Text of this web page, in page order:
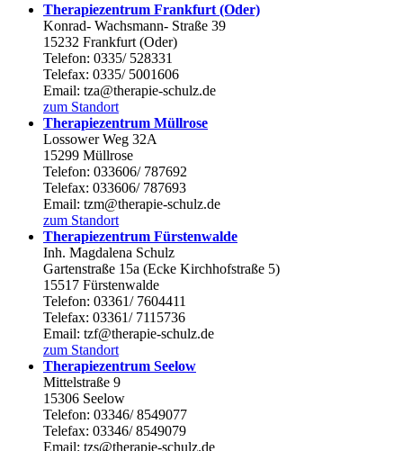
Therapiezentrum Frankfurt (Oder)
Konrad- Wachsmann- Straße 39
15232 Frankfurt (Oder)
Telefon: 0335/ 528331
Telefax: 0335/ 5001606
Email: tza@therapie-schulz.de
zum Standort
Therapiezentrum Müllrose
Lossower Weg 32A
15299 Müllrose
Telefon: 033606/ 787692
Telefax: 033606/ 787693
Email: tzm@therapie-schulz.de
zum Standort
Therapiezentrum Fürstenwalde
Inh. Magdalena Schulz
Gartenstraße 15a (Ecke Kirchhofstraße 5)
15517 Fürstenwalde
Telefon: 03361/ 7604411
Telefax: 03361/ 7115736
Email: tzf@therapie-schulz.de
zum Standort
Therapiezentrum Seelow
Mittelstraße 9
15306 Seelow
Telefon: 03346/ 8549077
Telefax: 03346/ 8549079
Email: tzs@therapie-schulz.de